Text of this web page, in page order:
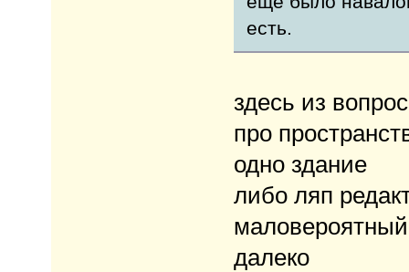
есть.
здесь из
про
одно здание
либо ляп
далеко